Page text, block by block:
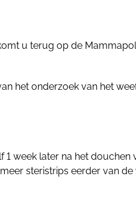
u terug op de
het onderzoek van het
1 week later na het douchen
steristrips eerder van